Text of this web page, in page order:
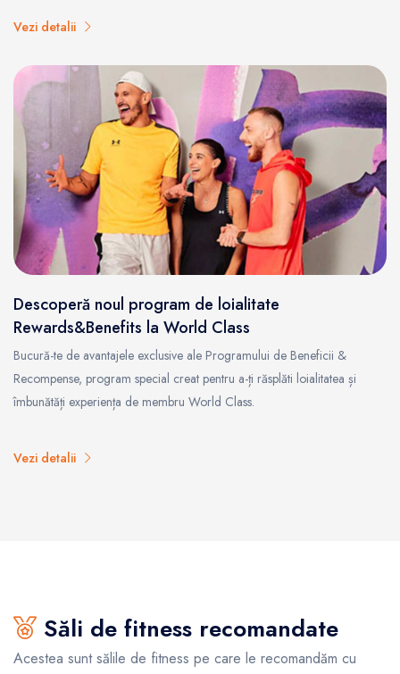
Vezi detalii
Descoperă noul program de loialitate
Rewards&Benefits la World Class
Bucură-te de avantajele exclusive ale Programului de Beneficii &
Recompense, program special creat pentru a-ți răsplăti loialitatea și
îmbunătăți experiența de membru World Class.
Vezi detalii
Săli de fitness recomandate
Acestea sunt sălile de fitness pe care le recomandăm cu